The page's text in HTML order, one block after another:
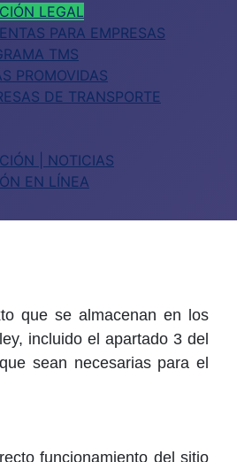
LEGAL
PARA EMPRESAS
TMS
PROMOVIDAS
DE TRANSPORTE
| NOTICIAS
EN LÍNEA
que se almacenan en los
incluido el apartado 3 del
sean necesarias para el
funcionamiento del sitio